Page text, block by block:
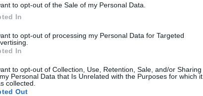
to opt-out of the Sale of my Personal Data.
In
to opt-out of processing my Personal Data for Targeted
In
to opt-out of Collection, Use, Retention, Sale, and/or Sharing
Personal Data that Is Unrelated with the Purposes for which it
collected.
Out
punto-coefficiente (3 vittorie, 1 pareggio, 1